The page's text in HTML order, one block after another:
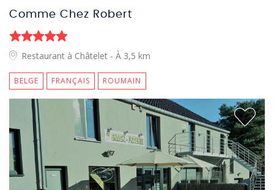
Comme Chez Robert
Restaurant à Châtelet - À 3,5 km
BELGE FRANÇAIS ROUMAIN